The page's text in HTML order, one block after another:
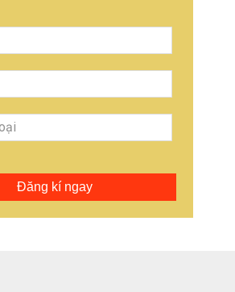
Đăng kí ngay